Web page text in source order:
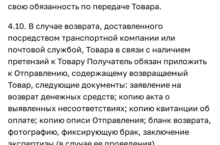
свою обязанность по передаче Товара.
4.10. В случае возврата, доставленного
посредством транспортной компании или
почтовой службой, Товара в связи с наличием
претензий к Товару Получатель обязан приложить
к Отправлению, содержащему возвращаемый
Товар, следующие документы: заявление на
возврат денежных средств; копию акта о
выявленных несоответствиях; копию квитанции об
оплате; копию описи Отправления; бланк возврата,
фотографию, фиксирующую брак, заключение